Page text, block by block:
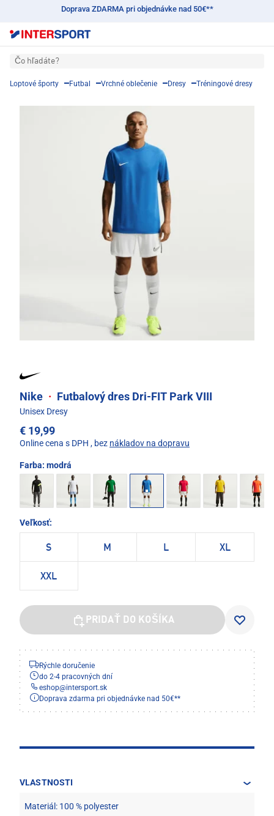
Doprava ZDARMA pri objednávke nad 50€**
Čo hľadáte?
Loptové športy Futbal Vrchné oblečenie Dresy Tréningové dresy
Nike · Futbalový dres Dri-FIT Park VIII
Unisex Dresy
€ 19,99
Online cena s DPH , bez nákladov na dopravu
Farba: modrá
Veľkosť:
S M L XL
XXL
PRIDAŤ DO KOŠÍKA
Rýchle doručenie
do 2-4 pracovných dní
eshop@intersport.sk
Doprava zdarma pri objednávke nad 50€**
VLASTNOSTI
Materiál: 100 % polyester